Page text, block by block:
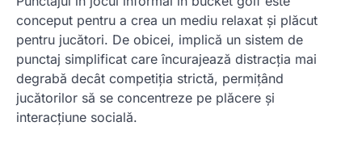
conceput pentru a crea un mediu relaxat și plăcut
pentru jucători. De obicei, implică un sistem de
punctaj simplificat care încurajează distracția mai
degrabă decât competiția strictă, permițând
jucătorilor să se concentreze pe plăcere și
interacțiune socială.